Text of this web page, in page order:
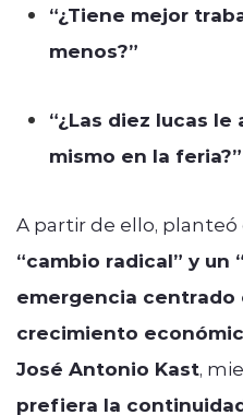
“¿Tiene mejor
menos?”
“¿Las diez lucas
mismo en la feria?”
A partir de ello, planteó
“cambio radical” y un
emergencia centrado
crecimiento
José Antonio Kast,
prefiera la